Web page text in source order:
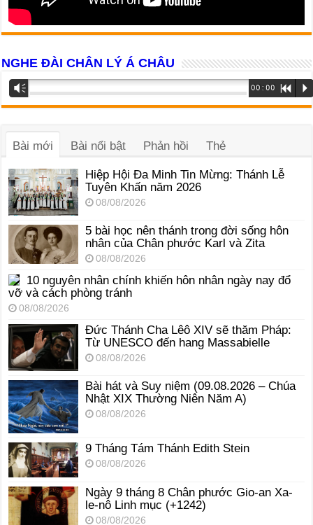
NGHE ĐÀI CHÂN LÝ Á CHÂU
Trình
phát
Vm 00:00 R P
Bài mới Bài nổi bật Phản hồi Thẻ
Hiệp Hội Đa Minh Tin Mừng: Thánh Lễ
Tuyên Khấn năm 2026
08/08/2026
5 bài học nên thánh trong đời sống hôn
nhân của Chân phước Karl và Zita
08/08/2026
10 nguyên nhân chính khiến hôn nhân ngày nay đổ
vỡ và cách phòng tránh
08/08/2026
Đức Thánh Cha Lêô XIV sẽ thăm Pháp:
Từ UNESCO đến hang Massabielle
08/08/2026
Bài hát và Suy niệm (09.08.2026 – Chúa
Nhật XIX Thường Niên Năm A)
08/08/2026
9 Tháng Tám Thánh Edith Stein
08/08/2026
Ngày 9 tháng 8 Chân phước Gio-an Xa-
le-nô Linh mục (+1242)
08/08/2026